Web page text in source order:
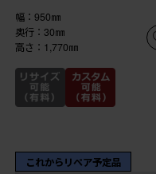
幅：950㎜
奥行：30㎜
高さ：1,770㎜
これからリペア予定品